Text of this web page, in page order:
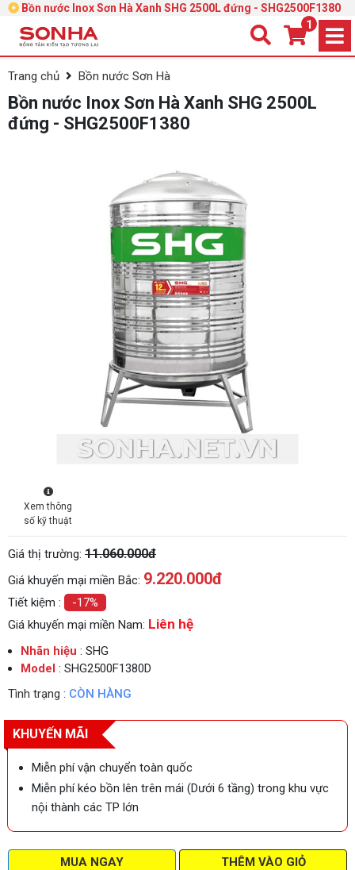
Bồn nước Inox Sơn Hà Xanh SHG 2500L đứng - SHG2500F1380
1
Trang chủ Bồn nước Sơn Hà
Bồn nước Inox Sơn Hà Xanh SHG 2500L
đứng - SHG2500F1380
Xem thông
số kỹ thuật
Giá thị trường: 11.060.000đ
Giá khuyến mại miền Bắc: 9.220.000đ
Tiết kiệm :
-17%
Giá khuyến mại miền Nam: Liên hệ
Nhãn hiệu : SHG
Model : SHG2500F1380D
Tình trạng : CÒN HÀNG
KHUYẾN MÃI
Miễn phí vận chuyển toàn quốc
Miễn phí kéo bồn lên trên mái (Dưới 6 tầng) trong khu vực
nội thành các TP lớn
MUA NGAY THÊM VÀO GIỎ